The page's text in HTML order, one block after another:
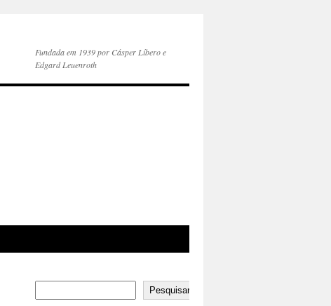
Fundada em 1939 por Cásper Líbero e
Edgard Leuenroth
Pesquisar